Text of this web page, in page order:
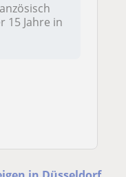
15 Jahre in